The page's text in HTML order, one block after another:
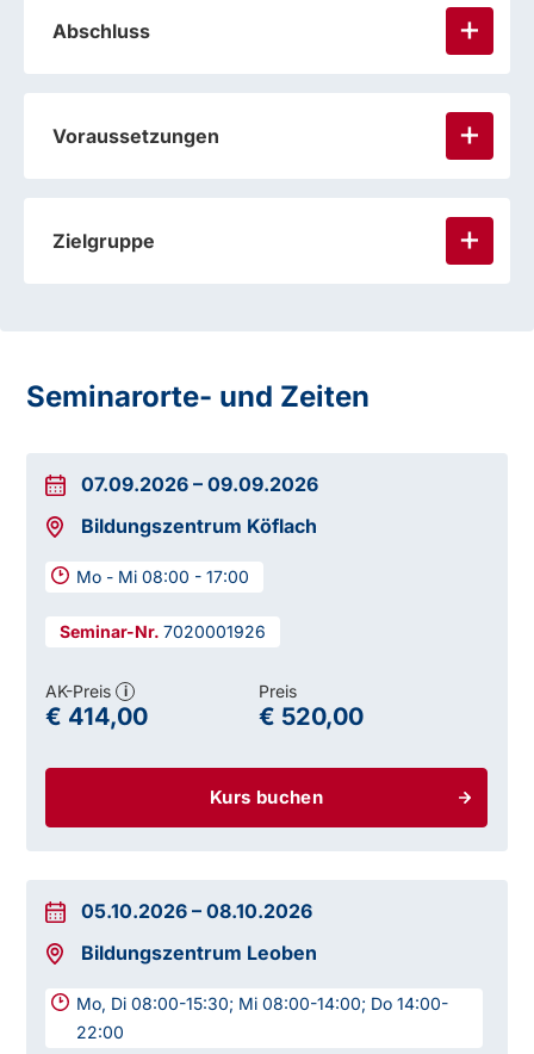
Abschluss
Voraussetzungen
Zielgruppe
Seminarorte- und Zeiten
07.09.2026 –09.09.2026
Bildungszentrum Köflach
Mo - Mi 08:00 - 17:00
7020001926
Kurs buchen
AK-Preis i
€ 414,00
Preis
€ 520,00
05.10.2026 –08.10.2026
Bildungszentrum Leoben
Mo, Di 08:00-15:30; Mi 08:00-14:00; Do 14:00-
22:00